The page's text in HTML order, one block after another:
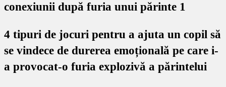
4 tipuri de jocuri pentru a ajuta un copil să
se vindece de durerea emoțională pe care i-
a provocat-o furia explozivă a părintelui